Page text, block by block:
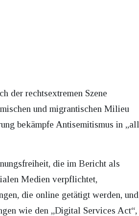
der rechtsextremen Szene
und migrantischen Milieu
bekämpfe Antisemitismus in „all
die im Bericht als
Medien verpflichtet,
die online getätigt werden, und
wie den „Digital Services Act“,